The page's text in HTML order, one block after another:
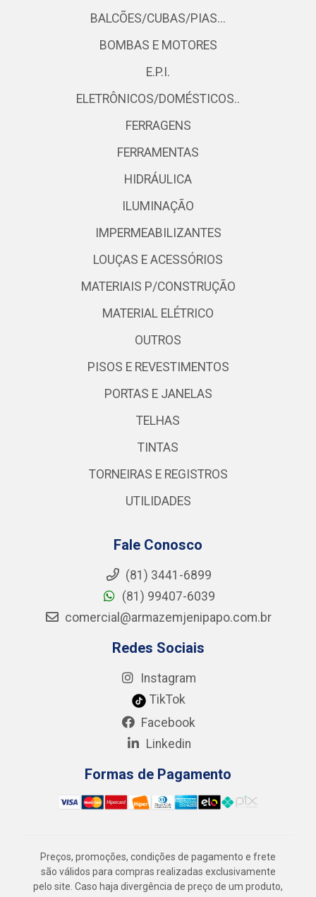
BALCÕES/CUBAS/PIAS...
BOMBAS E MOTORES
E.P.I.
ELETRÔNICOS/DOMÉSTICOS..
FERRAGENS
FERRAMENTAS
HIDRÁULICA
ILUMINAÇÃO
IMPERMEABILIZANTES
LOUÇAS E ACESSÓRIOS
MATERIAIS P/CONSTRUÇÃO
MATERIAL ELÉTRICO
OUTROS
PISOS E REVESTIMENTOS
PORTAS E JANELAS
TELHAS
TINTAS
TORNEIRAS E REGISTROS
UTILIDADES
Fale Conosco
(81) 3441-6899
(81) 99407-6039
comercial@armazemjenipapo.com.br
Redes Sociais
Instagram
TikTok
Facebook
Linkedin
Formas de Pagamento
Preços, promoções, condições de pagamento e frete
são válidos para compras realizadas exclusivamente
pelo site. Caso haja divergência de preço de um produto,